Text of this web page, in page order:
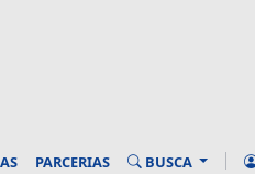
PARCERIAS BUSCA